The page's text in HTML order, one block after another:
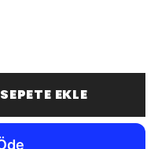
SEPETE EKLE